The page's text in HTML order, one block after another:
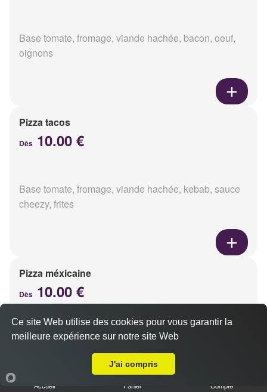
Base tomate, fromage, viande hachée, bacon, oeuf,
oignons
Pizza tacos
Dès 10.00 €
Base tomate, fromage, viande hachée, kebab, sauce
cheezy, frites
Pizza méxicaine
Dès 10.00 €
Base sauce barbecue, fromage, viande hachée,
Accueil Panier Compte
Ce site Web utilise des cookies pour vous garantir la
meilleure expérience sur notre site Web
J'ai compris